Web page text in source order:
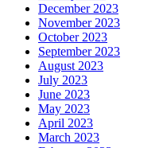
December 2023
November 2023
October 2023
September 2023
August 2023
July 2023
June 2023
May 2023
April 2023
March 2023